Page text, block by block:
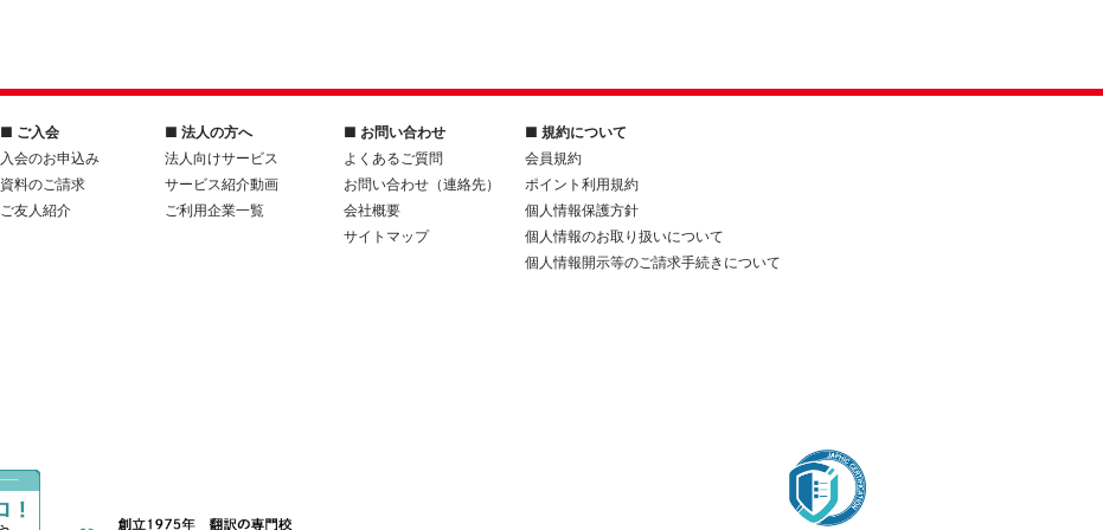
■ ご入会
入会のお申込み
資料のご請求
ご友人紹介
■ 法人の方へ
法人向けサービス
サービス紹介動画
ご利用企業一覧
■ お問い合わせ
よくあるご質問
お問い合わせ（連絡先）
会社概要
サイトマップ
■ 規約について
会員規約
ポイント利用規約
個人情報保護方針
個人情報のお取り扱いについて
個人情報開示等のご請求手続きについて